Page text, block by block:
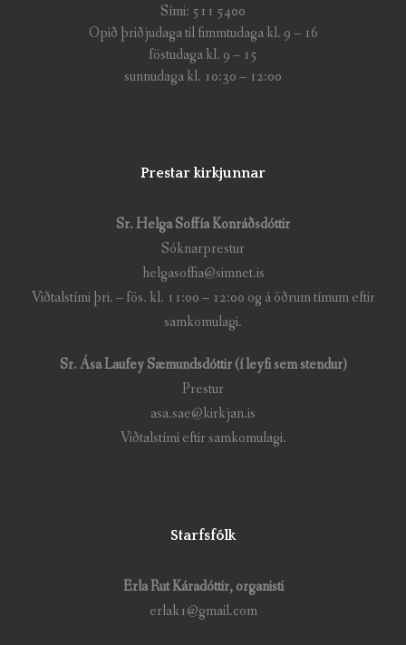
Sími: 511 5400
Opið þriðjudaga til fimmtudaga kl. 9 – 16
föstudaga kl. 9 – 15
sunnudaga kl. 10:30 – 12:00
Prestar kirkjunnar
Sr. Helga Soffía Konráðsdóttir
Sóknarprestur
helgasoffia@simnet.is
Viðtalstími þri. – fös. kl. 11:00 – 12:00 og á öðrum tímum eftir
samkomulagi.
Sr. Ása Laufey Sæmundsdóttir (í leyfi sem stendur)
Prestur
asa.sae@kirkjan.is
Viðtalstími eftir samkomulagi.
Starfsfólk
Erla Rut Káradóttir, organisti
erlak1@gmail.com